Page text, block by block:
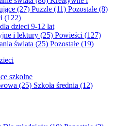
(27) Puzzle (11) Pozostałe (8)
(122)
dzieci 9-12 lat
i lektury (25) Powieści (127)
świata (25) Pozostałe (19)
szkolne
(25) Szkoła średnia (12)